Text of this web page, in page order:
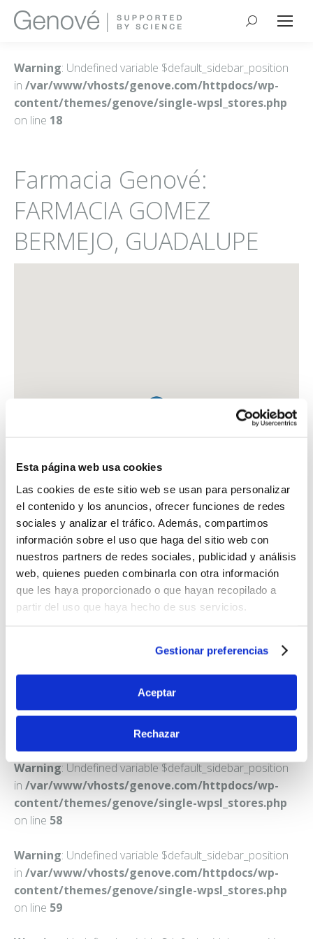
Esta página web usa cookies
Las cookies de este sitio web se usan para personalizar
el contenido y los anuncios, ofrecer funciones de redes
sociales y analizar el tráfico. Además, compartimos
información sobre el uso que haga del sitio web con
nuestros partners de redes sociales, publicidad y análisis
web, quienes pueden combinarla con otra información
que les haya proporcionado o que hayan recopilado a
partir del uso que haya hecho de sus servicios.
Gestionar preferencias
Aceptar
Rechazar
Buscar:
Warning: Undefined variable $default_sidebar_position
in /var/www/vhosts/genove.com/httpdocs/wp-
content/themes/genove/single-wpsl_stores.php
on line 18
Farmacia Genové:
FARMACIA GOMEZ
BERMEJO, GUADALUPE
FARMACIA GOMEZ BERMEJO, GUADALUPE
C. SANTA CATALINA, 15
Warning: Undefined variable $default_sidebar_position
in /var/www/vhosts/genove.com/httpdocs/wp-
content/themes/genove/single-wpsl_stores.php
on line 58
Warning: Undefined variable $default_sidebar_position
in /var/www/vhosts/genove.com/httpdocs/wp-
content/themes/genove/single-wpsl_stores.php
on line 59